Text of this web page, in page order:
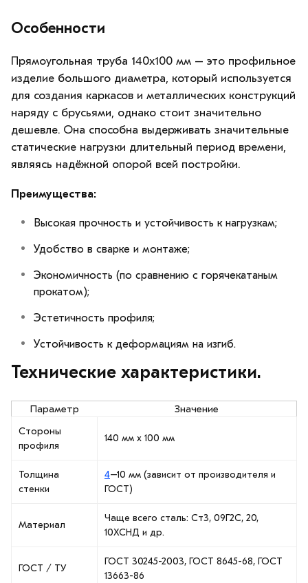
Особенности
Прямоугольная труба 140х100 мм – это профильное
изделие большого диаметра, который используется
для создания каркасов и металлических конструкций
наряду с брусьями, однако стоит значительно
дешевле. Она способна выдерживать значительные
статические нагрузки длительный период времени,
являясь надёжной опорой всей постройки.
Преимущества:
Высокая прочность и устойчивость к нагрузкам;
Удобство в сварке и монтаже;
Экономичность (по сравнению с горячекатаным
прокатом);
Эстетичность профиля;
Устойчивость к деформациям на изгиб.
Технические характеристики.
Параметр Значение
Стороны
профиля
140 мм х 100 мм
Толщина
стенки
4–10 мм (зависит от производителя и
ГОСТ)
Материал
Чаще всего сталь: Ст3, 09Г2С, 20,
10ХСНД и др.
ГОСТ / ТУ
ГОСТ 30245-2003, ГОСТ 8645-68, ГОСТ
13663-86